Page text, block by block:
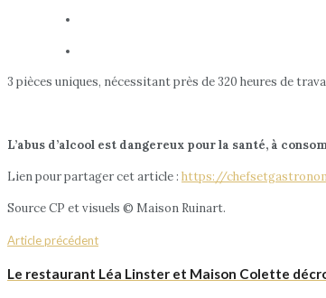
3 pièces uniques, nécessitant près de 320 heures de
L’abus d’alcool est dangereux pour la santé, à
Lien pour partager cet article : https://
Source CP et visuels © Maison Ruinart.
Article précédent
Le restaurant Léa Linster et Maison Colette